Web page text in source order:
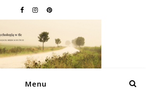
Menu